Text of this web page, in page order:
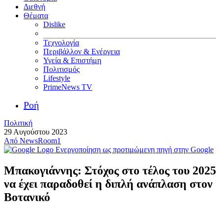
Διεθνή
Θέματα
Dislike
Τεχνολογία
Περιβάλλον & Ενέργεια
Υγεία & Επιστήμη
Πολιτισμός
Lifestyle
PrimeNews TV
Ροή
Πολιτική
29 Αυγούστου 2023
Από NewsRoom1
Ενεργοποίηση ως προτιμώμενη πηγή στην Google
Μπακογιάννης: Στόχος στο τέλος του 2025
να έχει παραδοθεί η διπλή ανάπλαση στον
Βοτανικό